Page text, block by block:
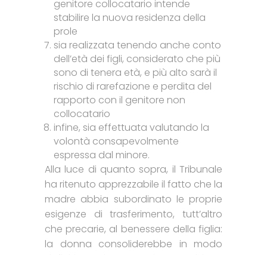
genitore collocatario intende
stabilire la nuova residenza della
prole
sia realizzata tenendo anche conto
dell’età dei figli, considerato che più
sono di tenera età, e più alto sarà il
rischio di rarefazione e perdita del
rapporto con il genitore non
collocatario
infine, sia effettuata valutando la
volontà consapevolmente
espressa dal minore.
Alla luce di quanto sopra, il Tribunale
ha ritenuto apprezzabile il fatto che la
madre abbia subordinato le proprie
esigenze di trasferimento, tutt’altro
che precarie, al benessere della figlia:
la donna consoliderebbe in modo